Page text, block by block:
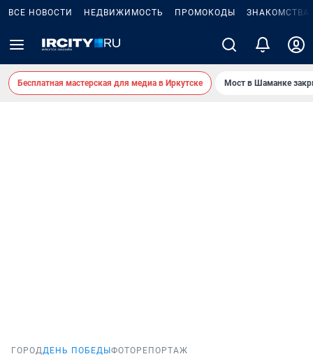
ВСЕ НОВОСТИ НЕДВИЖИМОСТЬ ПРОМОКОДЫ ЗНАКОМСТВА
Бесплатная мастерская для медиа в Иркутске Мост в Шаманке
ГОРОДДЕНЬ ПОБЕДЫ ФОТОРЕПОРТАЖ